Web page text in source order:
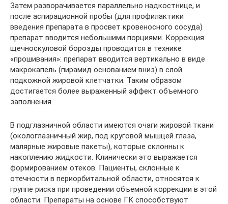
Затем разворачивается параллельно надкостнице, и
после аспирационной пробы (для профилактики
введения препарата в просвет кровеносного сосуда)
препарат вводится небольшими порциями. Коррекция
щечноскуловой борозды проводится в технике
«прошивания»: препарат вводится вертикально в виде
макрокапель (пирамид основанием вниз) в слой
подкожной жировой клетчатки. Таким образом
достигается более выраженный эффект объемного
заполнения.
В подглазничной области имеются очаги жировой ткани
(окологлазничный жир, под круговой мышцей глаза,
малярные жировые пакеты), которые склонны к
накоплению жидкости. Клинически это выражается
формированием отеков. Пациенты, склонные к
отечности в периорбитальной области, относятся к
группе риска при проведении объемной коррекции в этой
области. Препараты на основе ГК способствуют